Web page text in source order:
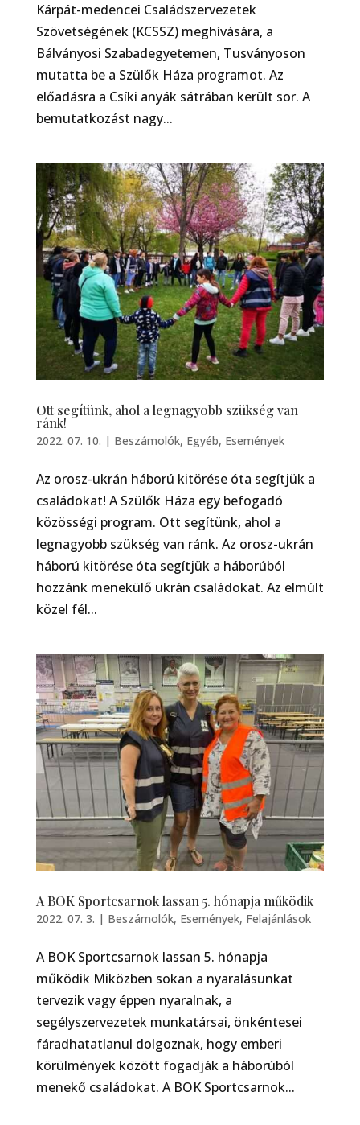
Kárpát-medencei Családszervezetek
Szövetségének (KCSSZ) meghívására, a
Bálványosi Szabadegyetemen, Tusványoson
mutatta be a Szülők Háza programot. Az
előadásra a Csíki anyák sátrában került sor. A
bemutatkozást nagy...
Ott segítünk, ahol a legnagyobb szükség van
ránk!
2022. 07. 10. | Beszámolók, Egyéb, Események
Az orosz-ukrán háború kitörése óta segítjük a
családokat! A Szülők Háza egy befogadó
közösségi program. Ott segítünk, ahol a
legnagyobb szükség van ránk. Az orosz-ukrán
háború kitörése óta segítjük a háborúból
hozzánk menekülő ukrán családokat. Az elmúlt
közel fél...
A BOK Sportcsarnok lassan 5. hónapja működik
2022. 07. 3. | Beszámolók, Események, Felajánlások
A BOK Sportcsarnok lassan 5. hónapja
működik Miközben sokan a nyaralásunkat
tervezik vagy éppen nyaralnak, a
segélyszervezetek munkatársai, önkéntesei
fáradhatatlanul dolgoznak, hogy emberi
körülmények között fogadják a háborúból
menekő családokat. A BOK Sportcsarnok...